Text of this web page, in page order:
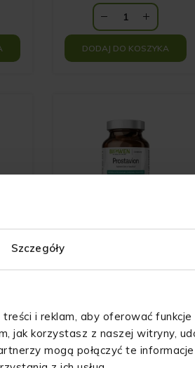
Szczegóły
i reklam, aby oferować funkcje
jak korzystasz z naszej witryny,
mogą połączyć te
DODAJ DO KOSZYKA
60 kapsułek
55.99zł